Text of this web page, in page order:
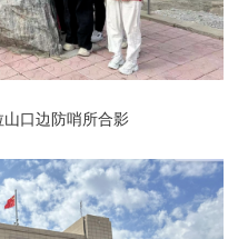
口边防哨所合影